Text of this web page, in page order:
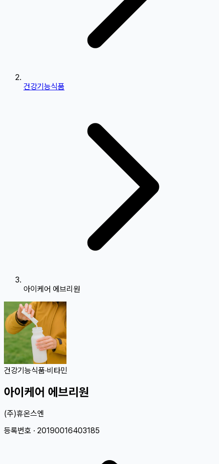
건강기능식품
아이케어 에브리원
건강기능식품·비타민
아이케어 에브리원
(주)휴온스엔
등록번호 · 20190016403185